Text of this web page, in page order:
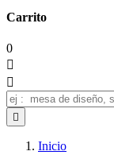
Carrito
0



Inicio